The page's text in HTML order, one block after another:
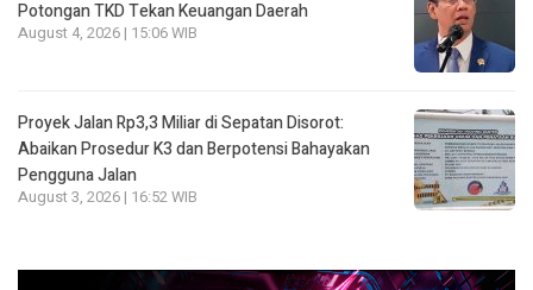
Potongan TKD Tekan Keuangan Daerah
August 4, 2026 | 15:06 WIB
Proyek Jalan Rp3,3 Miliar di Sepatan Disorot:
Abaikan Prosedur K3 dan Berpotensi Bahayakan
Pengguna Jalan
August 3, 2026 | 16:52 WIB